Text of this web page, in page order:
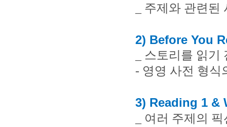
주제와 관련된
2) Before You
스토리를 읽기
- 영영 사전 형식
3) Reading 1 &
여러 주제의